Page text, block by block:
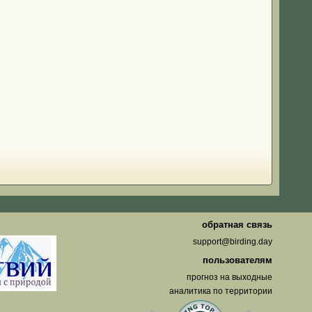
обратная связь
support@birding.day
пользователям
прогноз на выходные
аналитика по территории